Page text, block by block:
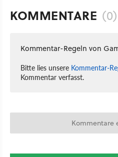
KOMMENTARE (0)
Kommentar-Regeln von
Bitte lies unsere Kommentar-
Kommentar verfasst.
Kommentare